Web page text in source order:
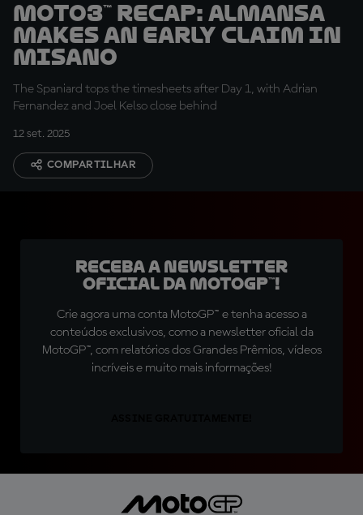
Moto3™ recap: Almansa
makes an early claim in
Misano
The Spaniard tops the timesheets after Day 1, with Adrian
Fernandez and Joel Kelso close behind
12 set. 2025
COMPARTILHAR
Receba a newsletter
oficial da MotoGP™!
Crie agora uma conta MotoGP™ e tenha acesso a
conteúdos exclusivos, como a newsletter oficial da
MotoGP™, com relatórios dos Grandes Prêmios, vídeos
incríveis e muito mais informações!